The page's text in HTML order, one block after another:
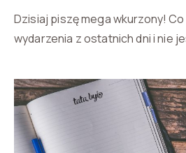
Dzisiaj piszę mega wkurzony!
wydarzenia z ostatnich dni i nie